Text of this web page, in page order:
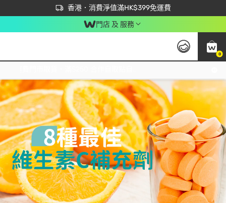
香港．消費淨值滿HK$399免運費
立即成為易賞錢會員盡享獨家優惠
首次APP下單買滿$450 輸入 NEWAPP 即減$50
門店 及 服務
0
Tag:營養素1 item(s) found